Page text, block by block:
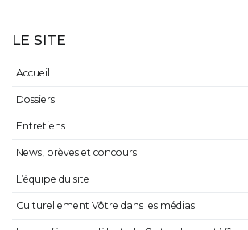
LE SITE
Accueil
Dossiers
Entretiens
News, brèves et concours
L’équipe du site
Culturellement Vôtre dans les médias